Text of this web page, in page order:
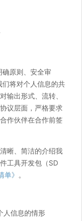
确原则、安全审
们将对个人信息的共
输出形式、流转、
议层面，严格要求
作伙伴在合作前签
晰、简洁的介绍我
工具开发包（SD
单》 。
人信息的情形